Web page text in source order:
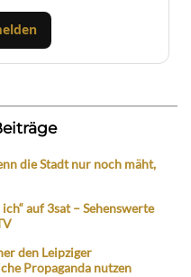
die Stadt nur noch mäht,
auf 3sat – Sehenswerte
den Leipziger
Propaganda nutzen